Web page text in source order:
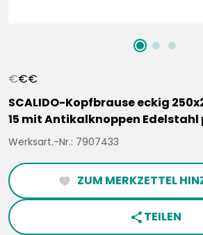
€€€
SCALIDO-Kopfbrause eckig
15 mit Antikalknoppen
Werksart.-Nr.: 7907433
heartFilled ZUM MERKZETTEL
share TEILEN